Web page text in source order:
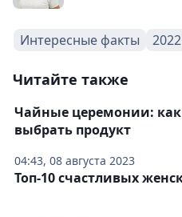
Интересные факты
Читайте также
04:43, 08 августа 2023
Чайные церемонии:
выбрать продукт
Топ-10 счастливых